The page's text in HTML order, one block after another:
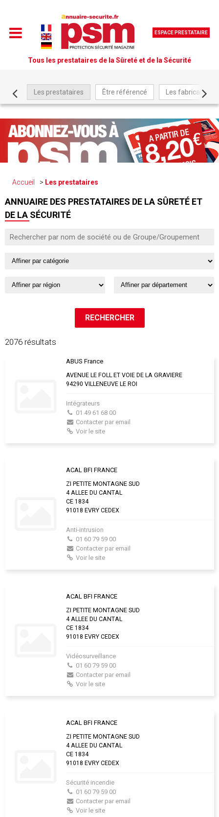
ESPACE PRESTATAIRE
Tous les prestataires de la Sûreté et de la Sécurité
Les prestataires Être référencé Les fabricants
Accueil Les prestataires
ANNUAIRE DES PRESTATAIRES DE LA SÛRETÉ ET
DE LA SÉCURITÉ
2076 résultats
ABUS France
AVENUE LE FOLL ET VOIE DE LA GRAVIERE
94290 VILLENEUVE LE ROI
Intégrateurs
01 49 61 68 00
Contacter par email
Voir le site
ACAL BFI FRANCE
ZI PETITE MONTAGNE SUD
4 ALLEE DU CANTAL
CE 1834
91018 EVRY CEDEX
Anti-intrusion
01 60 79 59 00
Contacter par email
Voir le site
ACAL BFI FRANCE
ZI PETITE MONTAGNE SUD
4 ALLEE DU CANTAL
CE 1834
91018 EVRY CEDEX
Vidéosurveillance
01 60 79 59 00
Contacter par email
Voir le site
ACAL BFI FRANCE
ZI PETITE MONTAGNE SUD
4 ALLEE DU CANTAL
CE 1834
91018 EVRY CEDEX
Sécurité incendie
01 60 79 59 00
Contacter par email
Voir le site